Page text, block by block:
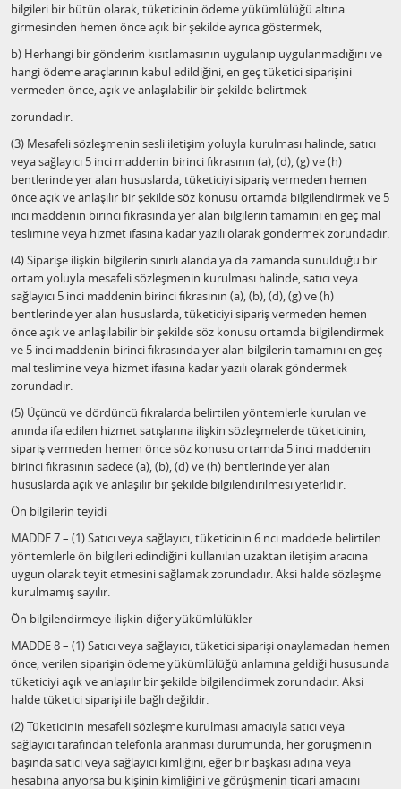
bilgileri bir bütün olarak, tüketicinin ödeme yükümlülüğü altına
girmesinden hemen önce açık bir şekilde ayrıca göstermek,
b) Herhangi bir gönderim kısıtlamasının uygulanıp uygulanmadığını ve
hangi ödeme araçlarının kabul edildiğini, en geç tüketici siparişini
vermeden önce, açık ve anlaşılabilir bir şekilde belirtmek
zorundadır.
(3) Mesafeli sözleşmenin sesli iletişim yoluyla kurulması halinde, satıcı
veya sağlayıcı 5 inci maddenin birinci fıkrasının (a), (d), (g) ve (h)
bentlerinde yer alan hususlarda, tüketiciyi sipariş vermeden hemen
önce açık ve anlaşılır bir şekilde söz konusu ortamda bilgilendirmek ve 5
inci maddenin birinci fıkrasında yer alan bilgilerin tamamını en geç mal
teslimine veya hizmet ifasına kadar yazılı olarak göndermek zorundadır.
(4) Siparişe ilişkin bilgilerin sınırlı alanda ya da zamanda sunulduğu bir
ortam yoluyla mesafeli sözleşmenin kurulması halinde, satıcı veya
sağlayıcı 5 inci maddenin birinci fıkrasının (a), (b), (d), (g) ve (h)
bentlerinde yer alan hususlarda, tüketiciyi sipariş vermeden hemen
önce açık ve anlaşılabilir bir şekilde söz konusu ortamda bilgilendirmek
ve 5 inci maddenin birinci fıkrasında yer alan bilgilerin tamamını en geç
mal teslimine veya hizmet ifasına kadar yazılı olarak göndermek
zorundadır.
(5) Üçüncü ve dördüncü fıkralarda belirtilen yöntemlerle kurulan ve
anında ifa edilen hizmet satışlarına ilişkin sözleşmelerde tüketicinin,
sipariş vermeden hemen önce söz konusu ortamda 5 inci maddenin
birinci fıkrasının sadece (a), (b), (d) ve (h) bentlerinde yer alan
hususlarda açık ve anlaşılır bir şekilde bilgilendirilmesi yeterlidir.
Ön bilgilerin teyidi
MADDE 7 – (1) Satıcı veya sağlayıcı, tüketicinin 6 ncı maddede belirtilen
yöntemlerle ön bilgileri edindiğini kullanılan uzaktan iletişim aracına
uygun olarak teyit etmesini sağlamak zorundadır. Aksi halde sözleşme
kurulmamış sayılır.
Ön bilgilendirmeye ilişkin diğer yükümlülükler
MADDE 8 – (1) Satıcı veya sağlayıcı, tüketici siparişi onaylamadan hemen
önce, verilen siparişin ödeme yükümlülüğü anlamına geldiği hususunda
tüketiciyi açık ve anlaşılır bir şekilde bilgilendirmek zorundadır. Aksi
halde tüketici siparişi ile bağlı değildir.
(2) Tüketicinin mesafeli sözleşme kurulması amacıyla satıcı veya
sağlayıcı tarafından telefonla aranması durumunda, her görüşmenin
başında satıcı veya sağlayıcı kimliğini, eğer bir başkası adına veya
hesabına arıyorsa bu kişinin kimliğini ve görüşmenin ticari amacını